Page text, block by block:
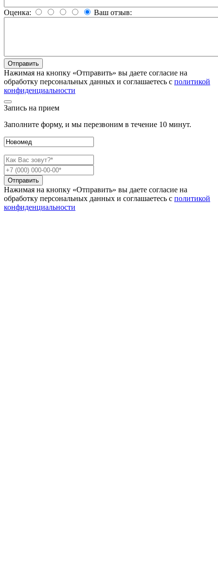
Оценка: Ваш отзыв:
Нажимая на кнопку «Отправить» вы даете согласие на
обработку персональных данных и соглашаетесь c политикой
конфиденциальности
Запись на прием
Заполните форму, и мы перезвоним в течение 10 минут.
Отправить
Нажимая на кнопку «Отправить» вы даете согласие на
обработку персональных данных и соглашаетесь c политикой
конфиденциальности